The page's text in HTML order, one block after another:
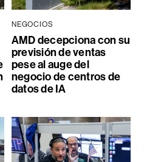
NEGOCIOS
AMD decepciona con su
previsión de ventas
pese al auge del
negocio de centros de
datos de IA